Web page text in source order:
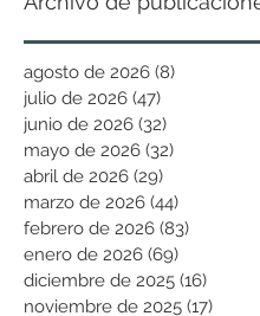
agosto de 2026 (8)
julio de 2026 (47)
junio de 2026 (32)
mayo de 2026 (32)
abril de 2026 (29)
marzo de 2026 (44)
febrero de 2026 (83)
enero de 2026 (69)
diciembre de 2025 (16)
noviembre de 2025 (17)